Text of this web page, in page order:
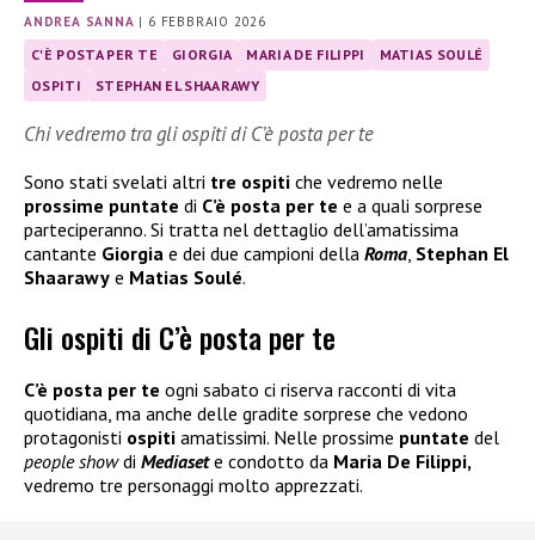
ANDREA SANNA | 6 FEBBRAIO 2026
C'È POSTA PER TE GIORGIA MARIA DE FILIPPI
MATIAS SOULÉ
OSPITI
STEPHAN EL SHAARAWY
Chi vedremo tra gli ospiti di C’è posta per te
Sono stati svelati altri tre ospiti che vedremo nelle
prossime puntate di C’è posta per te e a quali sorprese
parteciperanno. Si tratta nel dettaglio dell’amatissima
cantante Giorgia e dei due campioni della Roma Stephan El
Shaarawy e Matias Soulé.
Gli ospiti di C’è posta per te
C’è posta per te ogni sabato ci riserva racconti di vita
quotidiana, ma anche delle gradite sorprese che vedono
protagonisti ospiti amatissimi. Nelle prossime puntate del
people showdi Mediasete condotto da Maria De Filippi,
vedremo tre personaggi molto apprezzati.